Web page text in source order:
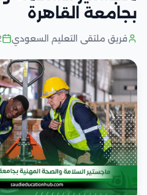
بجامعة القاهرة
فريق ملتقى التعليم السعودي